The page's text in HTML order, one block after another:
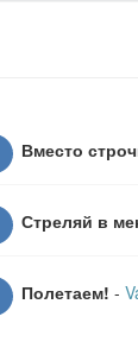
Вместо
Стреляй в
Полетаем! -